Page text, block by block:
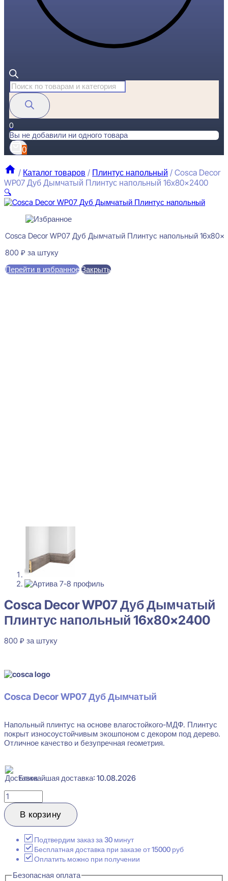
Поиск
товаров
0
Вы не добавили ни одного товара
0
/ Каталог товаров / Плинтус напольный / Cosca Decor
WP07 Дуб Дымчатый Плинтус напольный 16x80x2400
🔍
Cosca Decor WP07 Дуб Дымчатый Плинтус напольный
800 ₽ за штуку
Перейти в избранное Закрыть
Cosca Decor WP07 Дуб Дымчатый
Плинтус напольный 16x80x2400
800 ₽ за штуку
Cosca Decor WP07 Дуб Дымчатый
Напольный плинтус на основе влагостойкого-МДФ. Плинтус
покрыт износоустойчивым экошпоном c декором под дерево.
Отличное качество и безупречная геометрия.
Ближайшая доставка: 10.08.2026
Количество
товара
Cosca
Decor
Дуб
Дымчатый
Плинтус
16x80x2400
В корзину
Подтвердим заказ за 30 минут
Бесплатная доставка при заказе от 15000 руб
Оплатить можно при получении
Безопасная оплата